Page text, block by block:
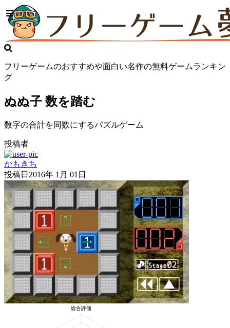
フリーゲームのおすすめや面白い名作の無料ゲームランキン
グ
ぬぬ子 数を踏む
数字の合計を同数にするパズルゲーム
投稿者
かもきち
投稿日 2016年 1月 01日